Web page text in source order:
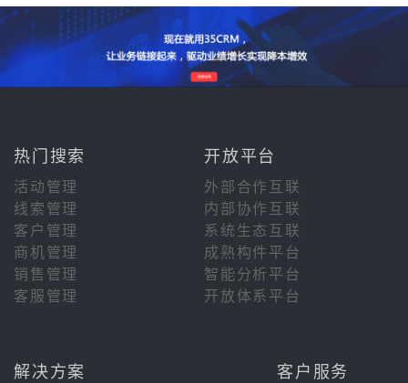
热门搜索 开放平台
活动管理
外部合作互联
线索管理
内部协作互联
客户管理
系统生态互联
商机管理
成熟构件平台
销售管理
智能分析平台
客服管理
开放体系平台
解决方案 客户服务